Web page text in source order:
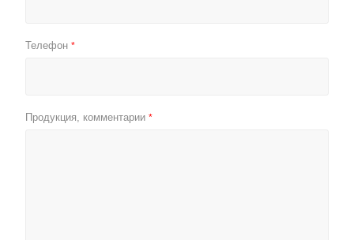
Телефон *
Продукция, комментарии *